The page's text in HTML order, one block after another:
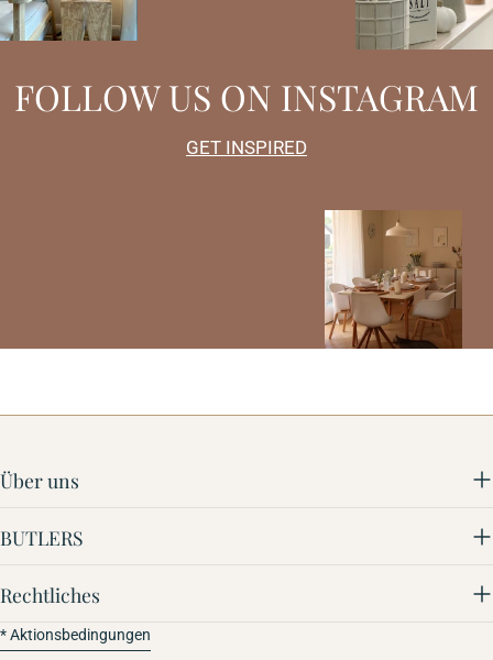
FOLLOW US ON INSTAGRAM
GET INSPIRED
Über uns
BUTLERS
Rechtliches
* Aktionsbedingungen